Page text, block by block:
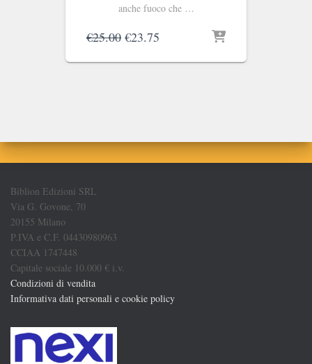
anche fuoco che …
€25.00 Il
originale
€23.75
attuale
Biblion Edizioni SRL
Via G. Govone, 70
20155 Milano
P.IVA e C.F. 04430980963
CCIAA 1747448
Capitale sociale 10.000 € i.v.
Condizioni di vendita
Informativa dati personali e cookie policy